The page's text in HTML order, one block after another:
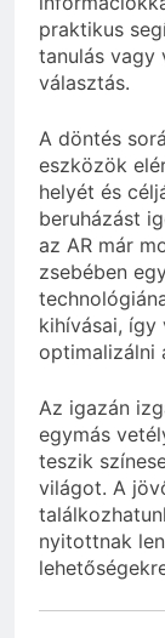
praktikus
tanulás vagy
választás.
A döntés
eszközök
helyét és
beruházást
az AR már
zsebében
kihívásai,
optimalizálni
Az igazán
egymás
teszik
világot. A
nyitottnak